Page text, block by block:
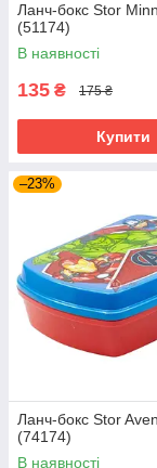
Ланч-бокс Stor
(51174)
В наявності
135 ₴ 175 ₴
Купити
–23%
Ланч-бокс Stor
(74174)
В наявності